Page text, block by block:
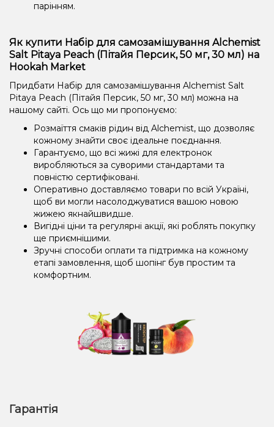
парінням.
Як купити Набір для самозамішування Alchemist
Salt Pitaya Peach (Пітайя Персик, 50 мг, 30 мл) на
Hookah Market
Придбати Набір для самозамішування Alchemist Salt
Pitaya Peach (Пітайя Персик, 50 мг, 30 мл) можна на
нашому сайті. Ось що ми пропонуємо:
Розмаїття смаків рідин від Alchemist, що дозволяє
кожному знайти своє ідеальне поєднання.
Гарантуємо, що всі жижі для електронок
виробляються за суворими стандартами та
повністю сертифіковані.
Оперативно доставляємо товари по всій Україні,
щоб ви могли насолоджуватися вашою новою
жижею якнайшвидше.
Вигідні ціни та регулярні акції, які роблять покупку
ще приємнішими.
Зручні способи оплати та підтримка на кожному
етапі замовлення, щоб шопінг був простим та
комфортним.
Гарантія